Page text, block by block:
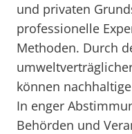
und privaten
professionelle
Methoden. Durch
können
In enger
Behörden und